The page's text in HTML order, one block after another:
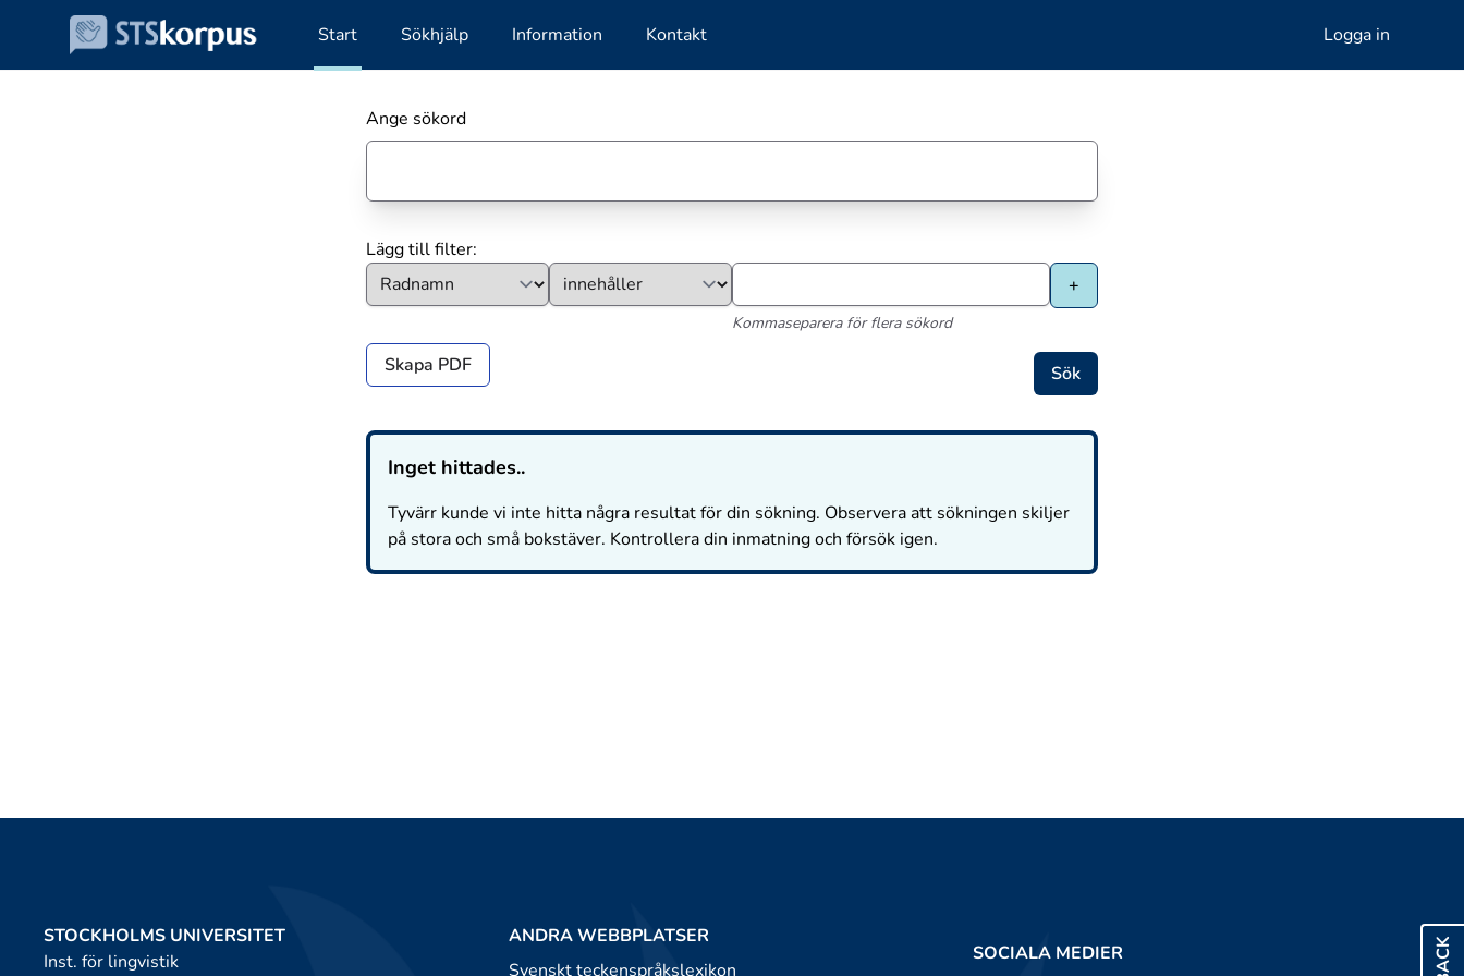
Start Sökhjälp Information Kontakt Logga in
Ange sökord
Lägg till filter:
Kommaseparera för flera sökord
Skapa PDF
Inget hittades..
Tyvärr kunde vi inte hitta några resultat för din sökning. Observera att sökningen skiljer
på stora och små bokstäver. Kontrollera din inmatning och försök igen.
STOCKHOLMS UNIVERSITET
Inst. för lingvistik
ANDRA WEBBPLATSER
Svenskt teckenspråkslexikon
SOCIALA MEDIER